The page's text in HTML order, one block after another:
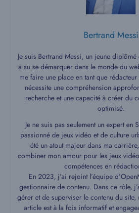
Bertrand Messi
Je suis Bertrand Messi, un jeune
a su se démarquer dans le monde du
me faire une place en tant que
nécessite une compréhension
recherche et une capacité à créer du
optimisé.
Je ne suis pas seulement un expert en
passionné de jeux vidéo et de culture
été un atout majeur dans ma
combiner mon amour pour les jeux
compétences en
En 2023, j’ai rejoint l’équipe
gestionnaire de contenu. Dans ce rôle,
gérer et de superviser le contenu du site,
article est à la fois informatif et